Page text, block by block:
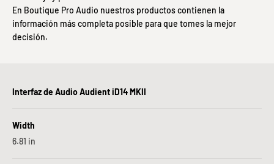
En Boutique Pro Audio nuestros productos contienen la
información más completa posible para que tomes la mejor
decisión.
Interfaz de Audio Audient iD14 MKII
Width
6.81 in